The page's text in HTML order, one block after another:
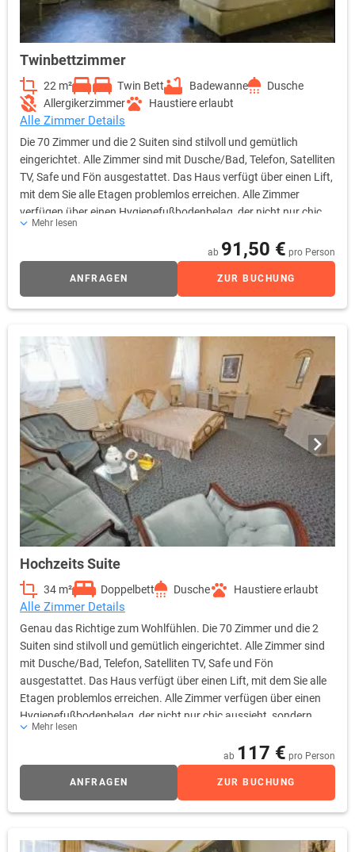
Twinbettzimmer
22 m² Twin Bett Badewanne
Dusche
Allergikerzimmer
Haustiere erlaubt
Alle Zimmer Details
Die 70 Zimmer und die 2 Suiten sind stilvoll und gemütlich
eingerichtet. Alle Zimmer sind mit Dusche/Bad, Telefon, Satelliten
TV, Safe und Fön ausgestattet. Das Haus verfügt über einen Lift,
mit dem Sie alle Etagen problemlos erreichen. Alle Zimmer
verfügen über einen Hygienefußbodenbelag, der nicht nur chic
aussieht, sondern täglich desinfiziert werden kann und sich
Mehr lesen
ab 91,50 € pro Person
ANFRAGEN ZUR BUCHUNG
Hochzeits Suite
34 m² Doppelbett Dusche Haustiere erlaubt
Alle Zimmer Details
Genau das Richtige zum Wohlfühlen. Die 70 Zimmer und die 2
Suiten sind stilvoll und gemütlich eingerichtet. Alle Zimmer sind
mit Dusche/Bad, Telefon, Satelliten TV, Safe und Fön
ausgestattet. Das Haus verfügt über einen Lift, mit dem Sie alle
Etagen problemlos erreichen. Alle Zimmer verfügen über einen
Hygienefußbodenbelag, der nicht nur chic aussieht, sondern
täglich desinfiziert werden kann und sich ausgezeichnet für
Mehr lesen
ab 117 € pro Person
ANFRAGEN ZUR BUCHUNG